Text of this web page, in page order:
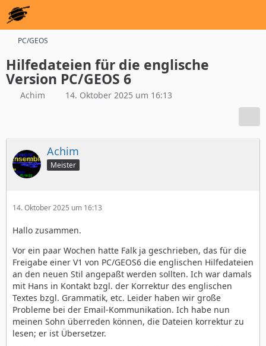
PC/GEOS
Hilfedateien für die englische
Version PC/GEOS 6
Achim 14. Oktober 2025 um 16:13
Achim
Meister
14. Oktober 2025 um 16:13
Hallo zusammen.
Vor ein paar Wochen hatte Falk ja geschrieben, das für die
Freigabe einer V1 von PC/GEOS6 die englischen Hilfedateien
an den neuen Stil angepaßt werden sollten. Ich war damals
mit Hans in Kontakt bzgl. der Korrektur des englischen
Textes bzgl. Grammatik, etc. Leider haben wir große
Probleme bei der Email-Kommunikation. Ich habe nun
meinen Sohn überreden können, die Dateien korrektur zu
lesen; er ist Übersetzer.